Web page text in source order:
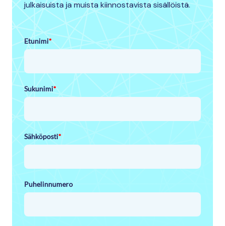
julkaisuista ja muista kiinnostavista sisällöistä.
Etunimi*
Sukunimi*
Sähköposti*
Puhelinnumero